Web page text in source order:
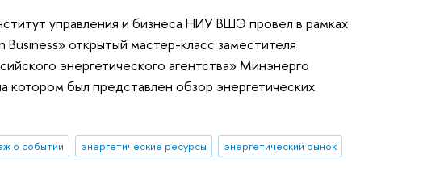
управления и бизнеса НИУ ВШЭ провел в рамках
открытый мастер-класс заместителя
энергетического агентства» Минэнерго
котором был представлен обзор энергетических
о событии энергетические ресурсы энергетический рынок